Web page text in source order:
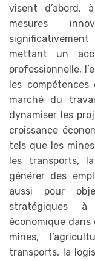
visent d’abord,
mesures
mettant un
professionnelle,
les
marché du
dynamiser les
croissance
tels que les
les transports,
générer des
aussi pour
stratégiques
économique
mines,
transports, la